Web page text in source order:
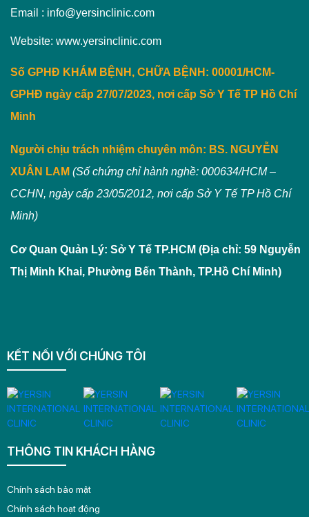
Email : info@yersinclinic.com
Website: www.yersinclinic.com
Số GPHĐ KHÁM BỆNH, CHỮA BỆNH: 00001/HCM-
GPHĐ ngày cấp 27/07/2023, nơi cấp Sở Y Tế TP Hồ Chí
Minh
Người chịu trách nhiệm chuyên môn: BS. NGUYỄN
XUÂN LAM (Số chứng chỉ hành nghề: 000634/HCM –
CCHN, ngày cấp 23/05/2012, nơi cấp Sở Y Tế TP Hồ Chí
Minh)
Cơ Quan Quản Lý: Sở Y Tế TP.HCM (Địa chỉ: 59 Nguyễn
Thị Minh Khai, Phường Bến Thành, TP.Hồ Chí Minh)
KẾT NỐI VỚI CHÚNG TÔI
THÔNG TIN KHÁCH HÀNG
Chính sách bảo mật
Chính sách hoạt động